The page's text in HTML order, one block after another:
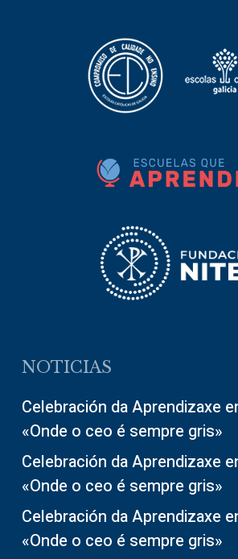
NOTICIAS
Celebración da Aprendizaxe
«Onde o ceo é sempre gris»
Celebración da Aprendizaxe
«Onde o ceo é sempre gris»
Celebración da Aprendizaxe
«Onde o ceo é sempre gris»